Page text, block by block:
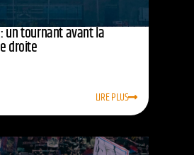
un tournant avant la
droite
LIRE PLUS